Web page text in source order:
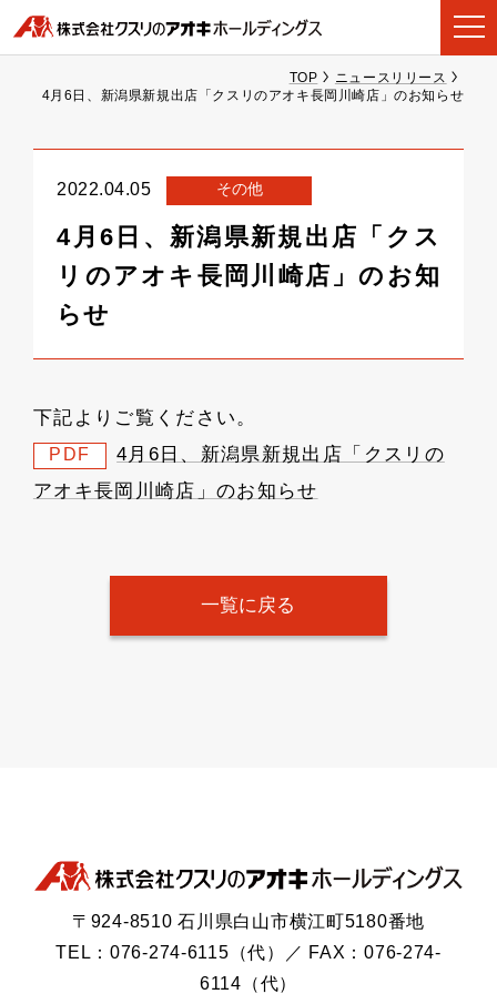
TOP
ニュースリリース
4月6日、新潟県新規出店「クスリのアオキ長岡川崎店」のお知らせ
2022.04.05 その他
4月6日、新潟県新規出店「クス
リのアオキ長岡川崎店」のお知
らせ
下記よりご覧ください。
PDF
4月6日、新潟県新規出店「クスリの
アオキ長岡川崎店」のお知らせ
一覧に戻る
〒924-8510 石川県白山市横江町5180番地
TEL：076-274-6115（代）／ FAX：076-274-
6114（代）